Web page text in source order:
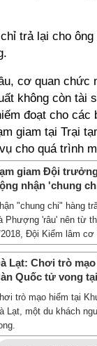
trả lại cho ông
cơ quan chức
không còn tài
đoạt cho các
giam tại Trại
cho quá trình
giam Đội
nhận 'chung
"chung chi" hàng
Phượng 'râu' nên từ
Đội Kiểm lâm cơ
Lạt: Chơi trò
Quốc tử vong
trò mạo hiểm tại
Lạt, một du khách